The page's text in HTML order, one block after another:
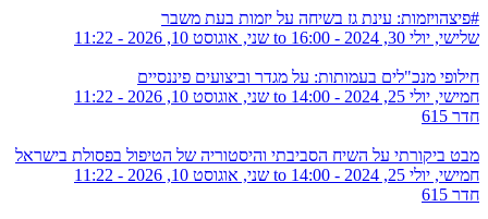
#פיצהויזמות: עינת גז בשיחה על יזמות בעת משבר
שלישי, יולי 30, 2024 - 16:00
שני, אוגוסט 10, 2026 - 11:22
חילופי מנכ"לים בעמותות: על מגדר וביצועים פיננסיים
חמישי, יולי 25, 2024 - 14:00
שני, אוגוסט 10, 2026 - 11:22
חדר 615
מבט ביקורתי על השיח הסביבתי והיסטוריה של הטיפול בפסולת בישראל
חמישי, יולי 25, 2024 - 14:00
שני, אוגוסט 10, 2026 - 11:22
חדר 615